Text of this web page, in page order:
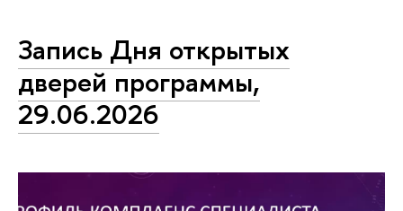
Запись Дня открытых
дверей программы,
29.06.2026